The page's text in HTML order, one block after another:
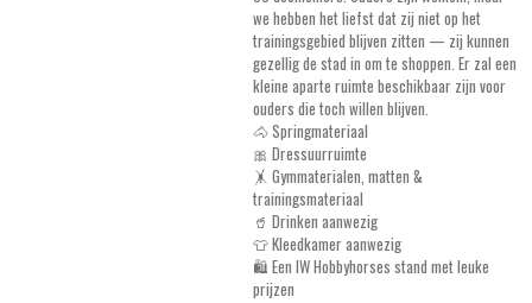
we hebben het liefst dat zij niet op het
trainingsgebied blijven zitten — zij kunnen
gezellig de stad in om te shoppen. Er zal een
kleine aparte ruimte beschikbaar zijn voor
ouders die toch willen blijven.
🐴 Springmateriaal
🎀 Dressuurruimte
🤸 Gymmaterialen, matten &
trainingsmateriaal
🥤 Drinken aanwezig
👕 Kleedkamer aanwezig
🛍️ Een IW Hobbyhorses stand met leuke
prijzen